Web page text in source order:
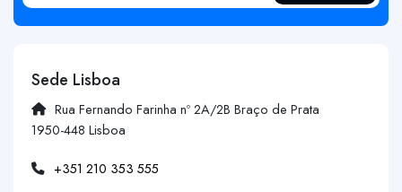
Sede Lisboa
Rua Fernando Farinha nº 2A/2B Braço de Prata
1950-448 Lisboa
+351 210 353 555